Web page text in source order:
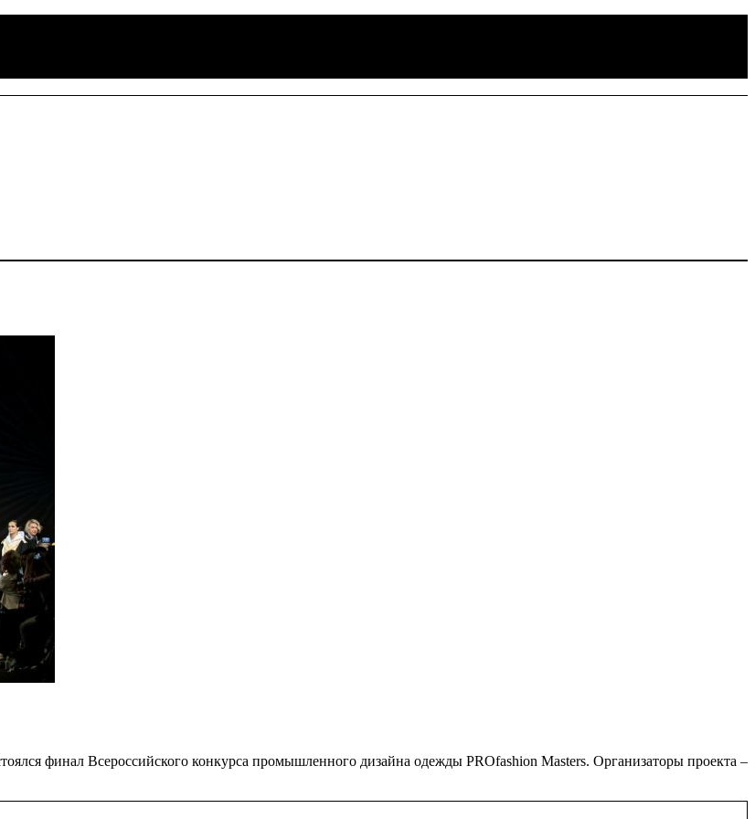
финал Всероссийского конкурса промышленного дизайна одежды PROfashion Masters. Организаторы проекта –